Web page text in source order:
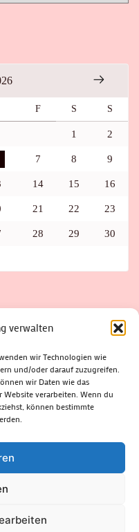
verwalten
wir Technologien wie
und/oder darauf zuzugreifen.
wir Daten wie das
verarbeiten. Wenn du
können bestimmte
F S S
1 2
7 8 9
14 15 16
21 22 23
28 29 30
GEWINNSPIEL
HITZE
JAZZ
KABARETT
SUHLER REIHE
MEININGEN
SCHULWEG
STADTFEST
SUHL
vorbehalten.